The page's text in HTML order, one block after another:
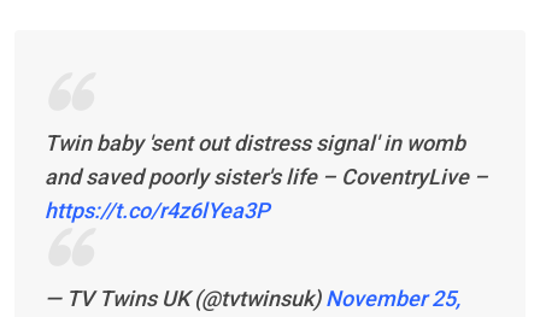
Twin baby 'sent out distress signal' in womb
and saved poorly sister's life – CoventryLive –
https://t.co/r4z6lYea3P
— TV Twins UK (@tvtwinsuk)November 25,